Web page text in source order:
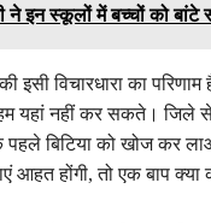
ने इन स्कूलों में बच्चों को
इसी विचारधारा का
यहां नहीं कर सकते। जिले
बिटिया को खोज कर
आहत होंगी, तो एक बाप क्या